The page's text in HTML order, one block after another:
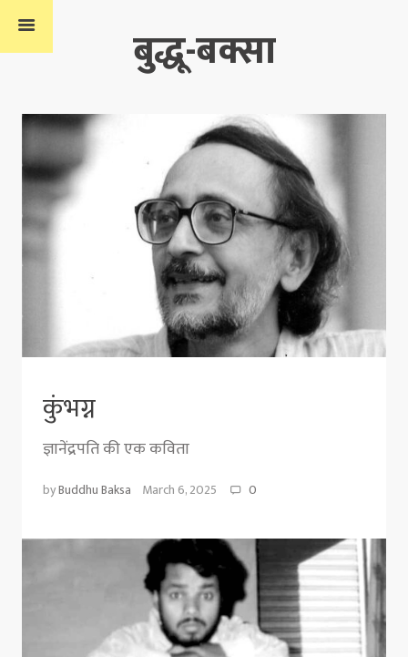
बुद्धू-बक्सा
कुंभग्न
ज्ञानेंद्रपति की एक कविता
byBuddhu Baksa March 6, 2025 0